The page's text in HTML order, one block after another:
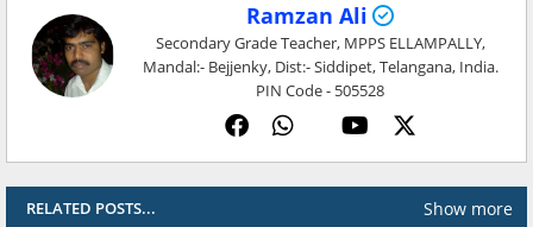
Ramzan Ali
Secondary Grade Teacher, MPPS ELLAMPALLY,
Mandal:- Bejjenky, Dist:- Siddipet, Telangana, India.
PIN Code - 505528
RELATED POSTS...
Show more